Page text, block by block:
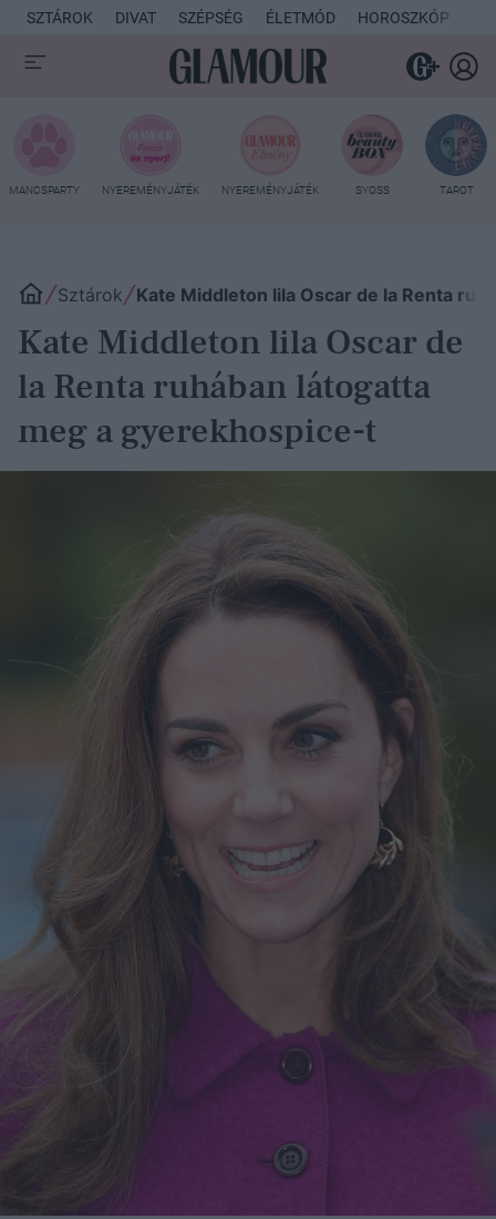
SZTÁROK DIVAT SZÉPSÉG ÉLETMÓD HOROSZKÓP
MANCSPARTY NYEREMÉNYJÁTÉK NYEREMÉNYJÁTÉK SYOSS TAROT
Sztárok Kate Middleton lila Oscar de la Renta
Kate Middleton lila Oscar de
la Renta ruhában látogatta
meg a gyerekhospice-t